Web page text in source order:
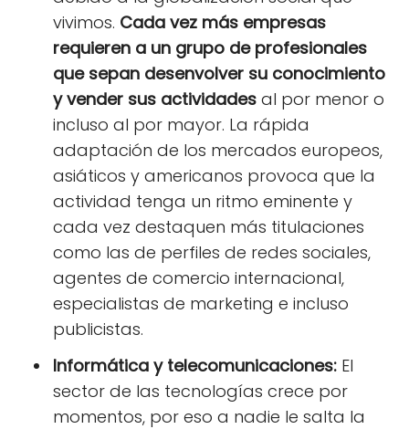
vivimos. Cada vez más empresas
requieren a un grupo de profesionales
que sepan desenvolver su conocimiento
y vender sus actividades al por menor o
incluso al por mayor. La rápida
adaptación de los mercados europeos,
asiáticos y americanos provoca que la
actividad tenga un ritmo eminente y
cada vez destaquen más titulaciones
como las de perfiles de redes sociales,
agentes de comercio internacional,
especialistas de marketing e incluso
publicistas.
Informática y telecomunicaciones: El
sector de las tecnologías crece por
momentos, por eso a nadie le salta la